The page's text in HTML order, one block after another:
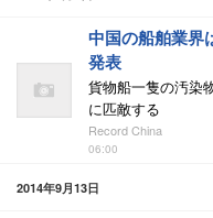
中国の船舶業界
発表
貨物船一隻の汚染
に匹敵する
Record China
06:00
2014年9月13日